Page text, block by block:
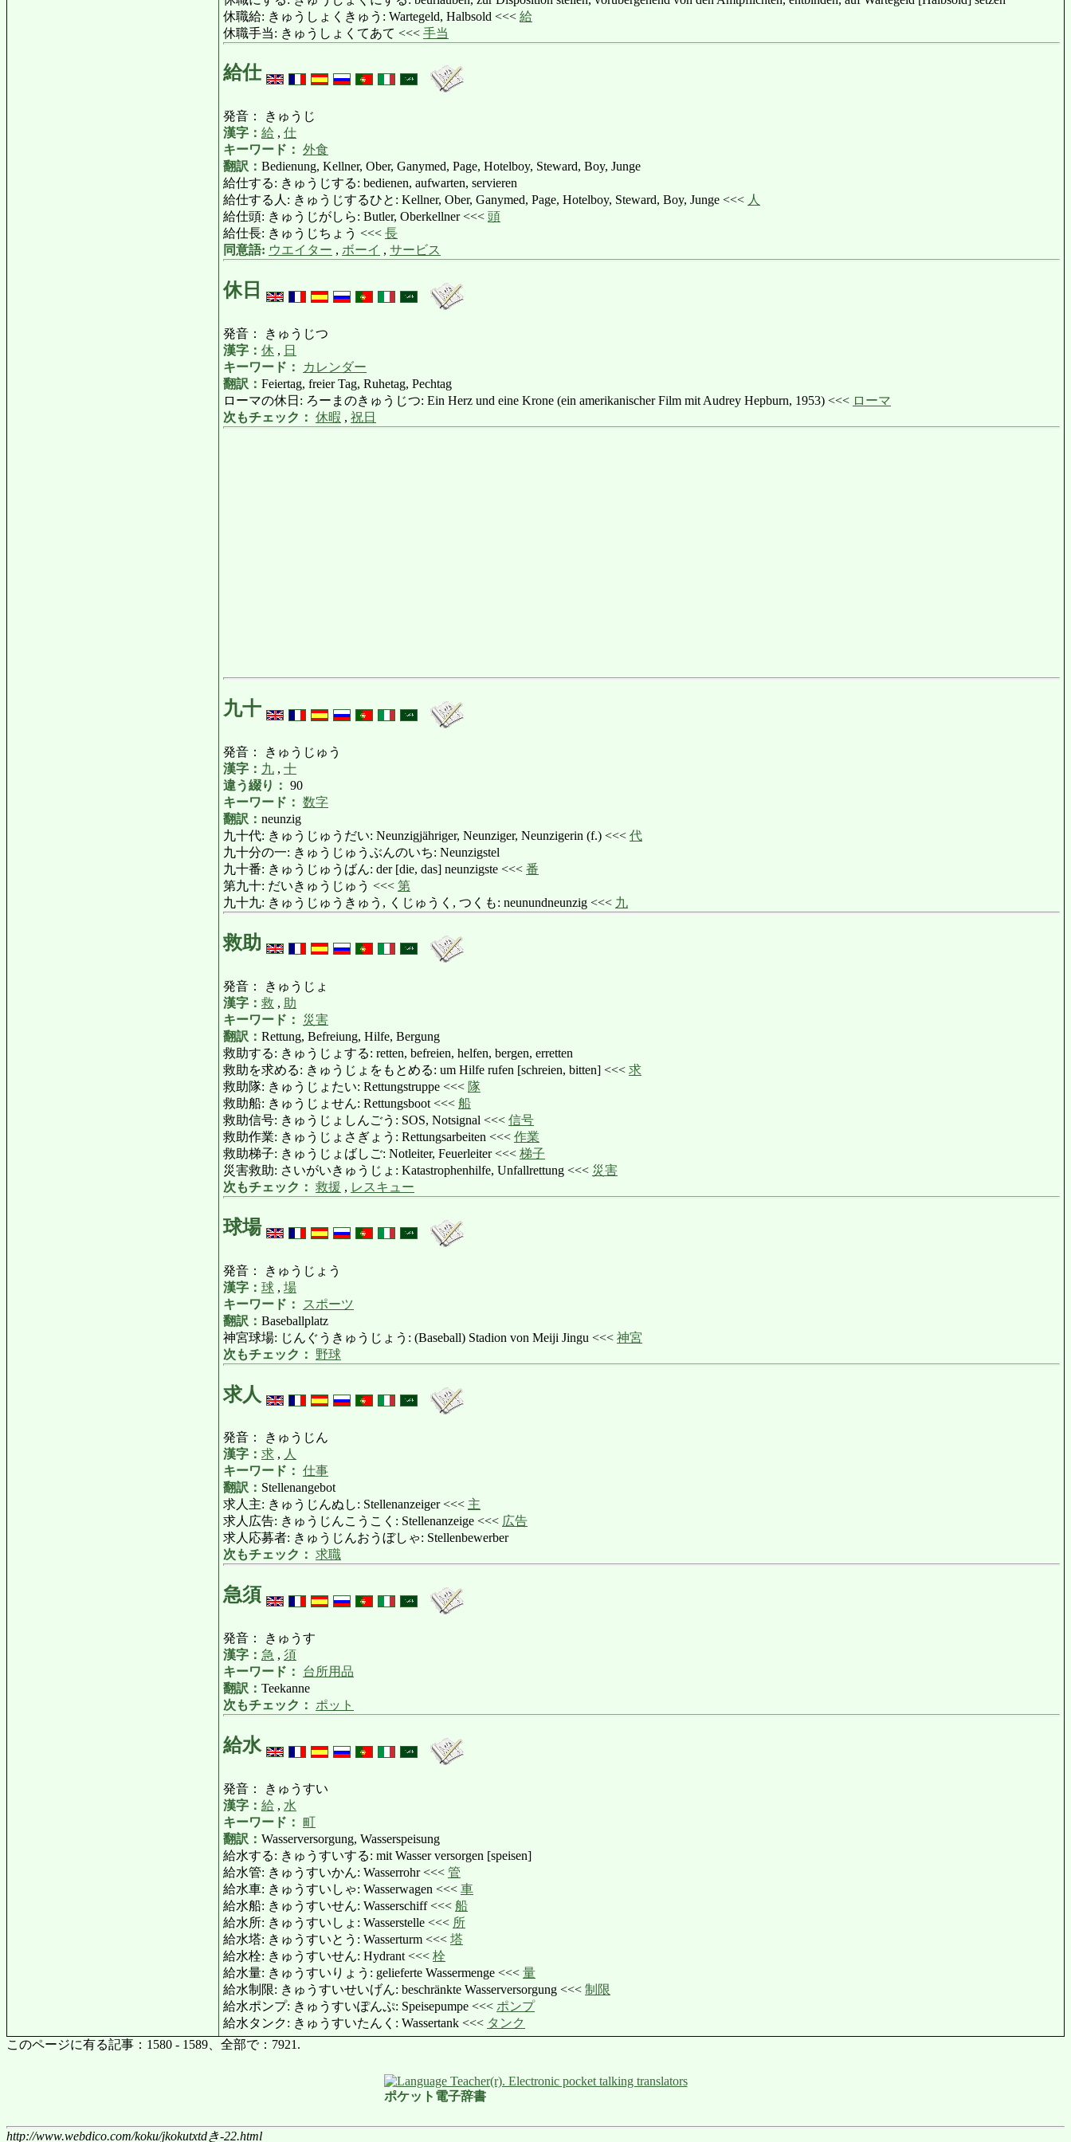
休職給: きゅうしょくきゅう: Wartegeld, Halbsold <<< 給
休職手当: きゅうしょくてあて <<< 手当
給仕
発音： きゅうじ
漢字： 給 , 仕
キーワード： 外食
翻訳： Bedienung, Kellner, Ober, Ganymed, Page, Hotelboy, Steward, Boy, Junge
給仕する: きゅうじする: bedienen, aufwarten, servieren
給仕する人: きゅうじするひと: Kellner, Ober, Ganymed, Page, Hotelboy, Steward, Boy, Junge <<< 人
給仕頭: きゅうじがしら: Butler, Oberkellner <<< 頭
給仕長: きゅうじちょう <<< 長
同意語: ウエイター , ボーイ , サービス
休日
発音： きゅうじつ
漢字： 休 , 日
キーワード：
カレンダー
翻訳： Feiertag, freier Tag, Ruhetag, Pechtag
ローマの休日: ろーまのきゅうじつ: Ein Herz und eine Krone (ein amerikanischer Film mit Audrey Hepburn, 1953) <<< ローマ
次もチェック： 休暇 , 祝日
九十
発音： きゅうじゅう
漢字： 九 , 十
違う綴り： 90
キーワード： 数字
翻訳： neunzig
九十代: きゅうじゅうだい: Neunzigjähriger, Neunziger, Neunzigerin (f.) <<< 代
九十分の一: きゅうじゅうぶんのいち: Neunzigstel
九十番: きゅうじゅうばん: der [die, das] neunzigste <<< 番
第九十: だいきゅうじゅう <<< 第
九十九: きゅうじゅうきゅう, くじゅうく, つくも: neunundneunzig <<< 九
救助
発音： きゅうじょ
漢字： 救 , 助
キーワード：
災害
翻訳： Rettung, Befreiung, Hilfe, Bergung
救助する: きゅうじょする: retten, befreien, helfen, bergen, erretten
救助を求める: きゅうじょをもとめる: um Hilfe rufen [schreien, bitten] <<< 求
救助隊: きゅうじょたい: Rettungstruppe <<< 隊
救助船: きゅうじょせん: Rettungsboot <<< 船
救助信号: きゅうじょしんごう: SOS, Notsignal <<< 信号
救助作業: きゅうじょさぎょう: Rettungsarbeiten <<< 作業
救助梯子: きゅうじょばしご: Notleiter, Feuerleiter <<< 梯子
災害救助: さいがいきゅうじょ: Katastrophenhilfe, Unfallrettung <<< 災害
次もチェック： 救援 , レスキュー
球場
発音： きゅうじょう
漢字： 球 , 場
キーワード：
スポーツ
翻訳： Baseballplatz
神宮球場: じんぐうきゅうじょう: (Baseball) Stadion von Meiji Jingu <<< 神宮
次もチェック：
野球
求人
発音： きゅうじん
漢字： 求 , 人
キーワード： 仕事
翻訳： Stellenangebot
求人主: きゅうじんぬし: Stellenanzeiger <<< 主
求人広告: きゅうじんこうこく: Stellenanzeige <<< 広告
求人応募者: きゅうじんおうぼしゃ: Stellenbewerber
次もチェック： 求職
急須
発音： きゅうす
漢字： 急 , 須
キーワード：
台所用品
翻訳： Teekanne
次もチェック：
ポット
給水
発音： きゅうすい
漢字： 給 , 水
キーワード： 町
翻訳： Wasserversorgung, Wasserspeisung
給水する: きゅうすいする: mit Wasser versorgen [speisen]
給水管: きゅうすいかん: Wasserrohr <<< 管
給水車: きゅうすいしゃ: Wasserwagen <<< 車
給水船: きゅうすいせん: Wasserschiff <<< 船
給水所: きゅうすいしょ: Wasserstelle <<< 所
給水塔: きゅうすいとう: Wasserturm <<< 塔
給水栓: きゅうすいせん: Hydrant <<< 栓
給水量: きゅうすいりょう: gelieferte Wassermenge <<< 量
給水制限: きゅうすいせいげん: beschränkte Wasserversorgung <<< 制限
給水ポンプ: きゅうすいぽんぷ: Speisepumpe <<< ポンプ
給水タンク: きゅうすいたんく: Wassertank <<< タンク
このページに有る記事：1580 - 1589、全部で：7921.
ポケット電子辞書
http://www.webdico.com/koku/jkokutxtdき-22.html